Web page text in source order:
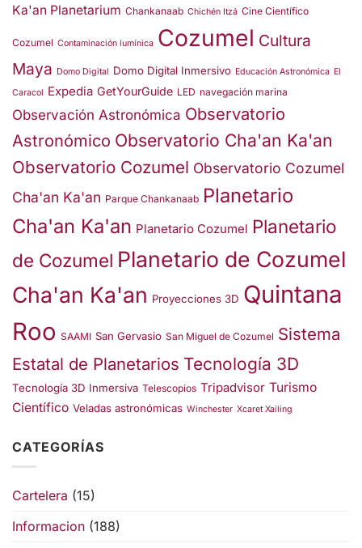
Ka'an Planetarium Chankanaab Chichén Itzá Cine Científico
Cozumel Contaminación lumínica Cozumel Cultura
Maya Domo Digital Domo Digital Inmersivo Educación Astronómica El
Caracol Expedia GetYourGuide LED navegación marina
Observación Astronómica Observatorio
Astronómico Observatorio Cha'an Ka'an
Observatorio Cozumel Observatorio Cozumel
Cha'an Ka'an Parque Chankanaab Planetario
Cha'an Ka'an Planetario Cozumel Planetario
de Cozumel Planetario de Cozumel
Cha'an Ka'an Proyecciones 3D Quintana
Roo SAAMI San Gervasio San Miguel de Cozumel Sistema
Estatal de Planetarios Tecnología 3D
Tecnología 3D Inmersiva Telescopios Tripadvisor Turismo
Científico Veladas astronómicas Winchester Xcaret Xailing
CATEGORÍAS
Cartelera (15)
Informacion (188)